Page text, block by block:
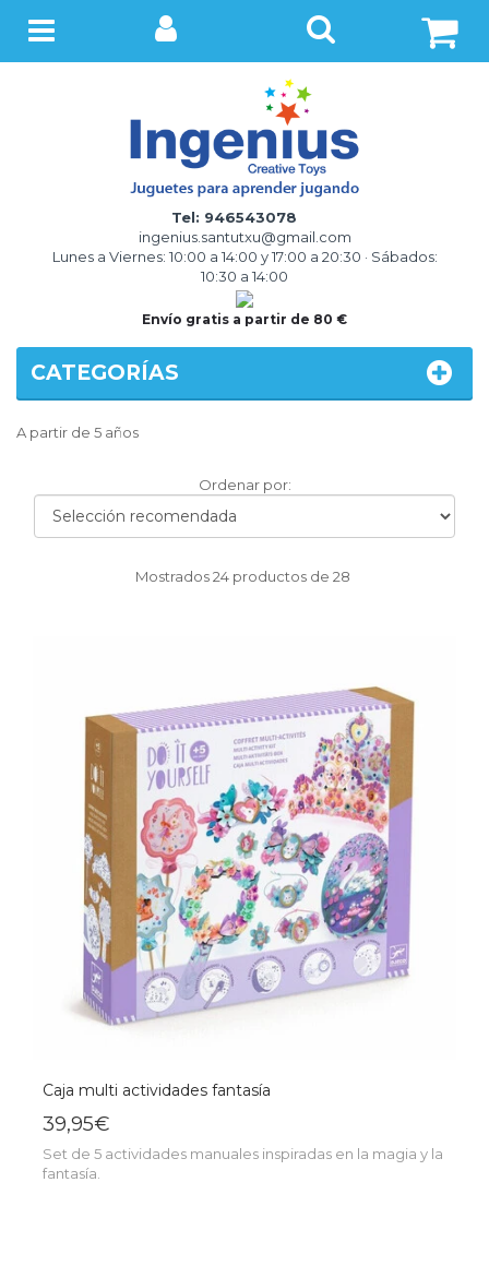
Tel: 946543078
ingenius.santutxu@gmail.com
Lunes a Viernes: 10:00 a 14:00 y 17:00 a 20:30 · Sábados:
10:30 a 14:00
Menú
Envío gratis a partir de 80 €
A partir de 5 años
Ordenar por:Ordenar
Mostrados24 productos de 28
Caja multi actividades fantasía
39,95€
Set de 5 actividades manuales inspiradas en la magia y la
fantasía.
CATEGORÍAS